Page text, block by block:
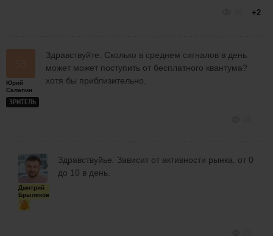
+2
Юрий
Салапин
ЗРИТЕЛЬ
Здравствуйте. Сколько в среднем сигналов в день
может может поступить от бесплатного квантума?
хотя бы приблизительно.
Дмитрий
Брыляков
Здравствуйье. Зависит от активности рынка. от 0
до 10 в день.